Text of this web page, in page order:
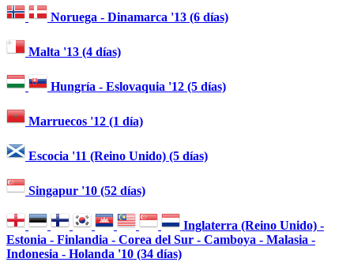
Noruega - Dinamarca '13 (6 días)
Malta '13 (4 días)
Hungría - Eslovaquia '12 (5 días)
Marruecos '12 (1 día)
Escocia '11 (Reino Unido) (5 días)
Singapur '10 (52 días)
Inglaterra (Reino Unido) -
Estonia - Finlandia - Corea del Sur - Camboya - Malasia -
Indonesia - Holanda '10 (34 días)